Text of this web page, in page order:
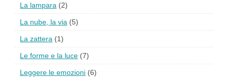
La lampara (2)
La nube, la via (5)
La zattera (1)
Le forme e la luce (7)
Leggere le emozioni (6)